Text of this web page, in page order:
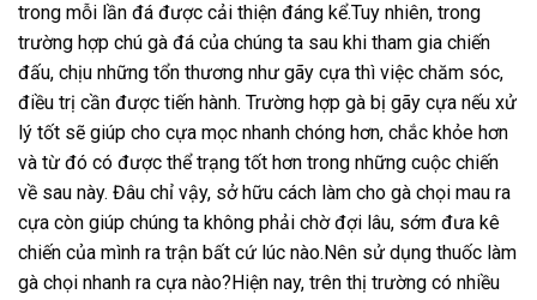
trong mỗi lần đá được cải thiện đáng kể.Tuy nhiên, trong
trường hợp chú gà đá của chúng ta sau khi tham gia chiến
đấu, chịu những tổn thương như gãy cựa thì việc chăm sóc,
điều trị cần được tiến hành. Trường hợp gà bị gãy cựa nếu xử
lý tốt sẽ giúp cho cựa mọc nhanh chóng hơn, chắc khỏe hơn
và từ đó có được thể trạng tốt hơn trong những cuộc chiến
về sau này. Đâu chỉ vậy, sở hữu cách làm cho gà chọi mau ra
cựa còn giúp chúng ta không phải chờ đợi lâu, sớm đưa kê
chiến của mình ra trận bất cứ lúc nào.Nên sử dụng thuốc làm
gà chọi nhanh ra cựa nào?Hiện nay, trên thị trường có nhiều